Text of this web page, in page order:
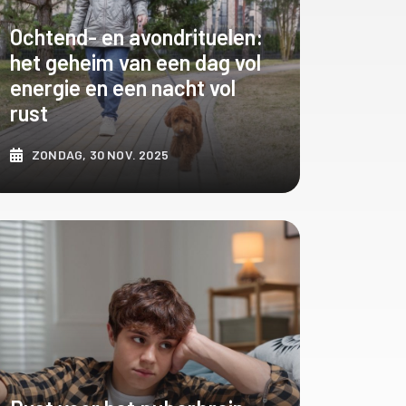
Ochtend- en avondrituelen:
het geheim van een dag vol
energie en een nacht vol
rust
ZONDAG, 30 NOV. 2025
ONTDEK MEER